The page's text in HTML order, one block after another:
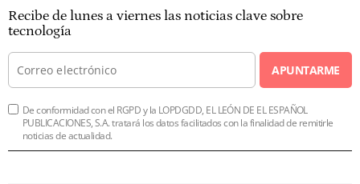
Recibe de lunes a viernes las noticias clave sobre
tecnología
APUNTARME
De conformidad con el RGPD y la LOPDGDD, EL LEÓN DE EL ESPAÑOL
PUBLICACIONES, S.A. tratará los datos facilitados con la finalidad de remitirle
noticias de actualidad.